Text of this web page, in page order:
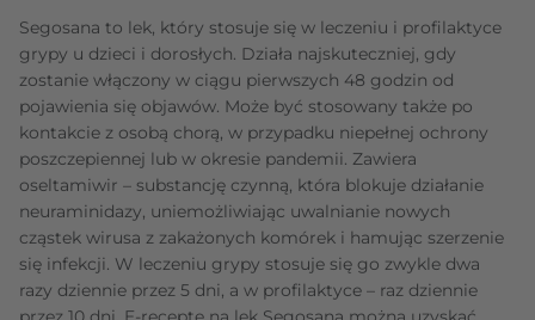
Segosana to lek, który stosuje się w leczeniu i profilaktyce
grypy u dzieci i dorosłych. Działa najskuteczniej, gdy
zostanie włączony w ciągu pierwszych 48 godzin od
pojawienia się objawów. Może być stosowany także po
kontakcie z osobą chorą, w przypadku niepełnej ochrony
poszczepiennej lub w okresie pandemii. Zawiera
oseltamiwir – substancję czynną, która blokuje działanie
neuraminidazy, uniemożliwiając uwalnianie nowych
cząstek wirusa z zakażonych komórek i hamując szerzenie
się infekcji. W leczeniu grypy stosuje się go zwykle dwa
razy dziennie przez 5 dni, a w profilaktyce – raz dziennie